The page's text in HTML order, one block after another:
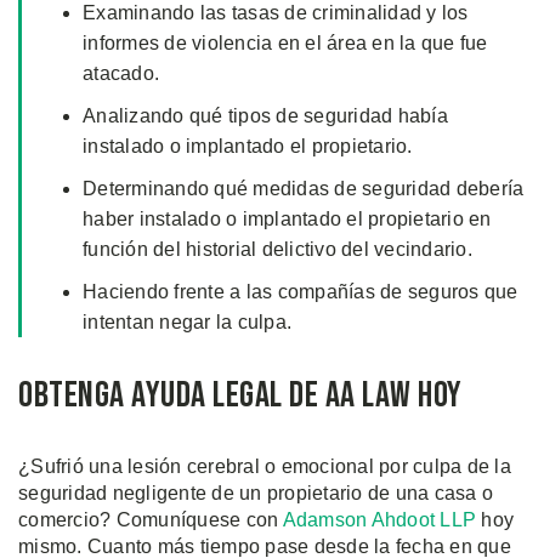
Examinando las tasas de criminalidad y los
informes de violencia en el área en la que fue
atacado.
Analizando qué tipos de seguridad había
instalado o implantado el propietario.
Determinando qué medidas de seguridad debería
haber instalado o implantado el propietario en
función del historial delictivo del vecindario.
Haciendo frente a las compañías de seguros que
intentan negar la culpa.
Obtenga Ayuda Legal de AA Law Hoy
¿Sufrió una lesión cerebral o emocional por culpa de la
seguridad negligente de un propietario de una casa o
comercio? Comuníquese con Adamson Ahdoot LLP hoy
mismo. Cuanto más tiempo pase desde la fecha en que